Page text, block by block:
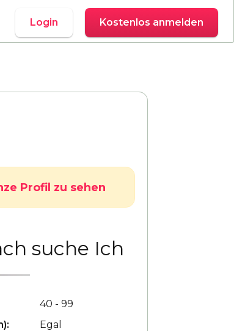
Login Kostenlos anmelden
Profil zu sehen
suche Ich
40 - 99
Egal